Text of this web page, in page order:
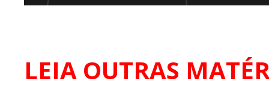
LEIA OUTRAS